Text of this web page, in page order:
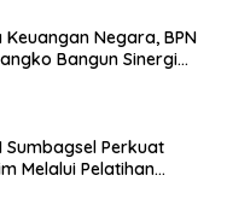
Negara, BPN
Bangun Sinergi
Sumbagsel Perkuat
Melalui Pelatihan